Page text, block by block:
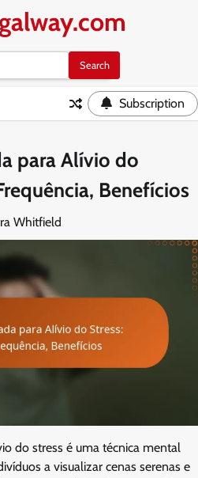
Subscription
para Alívio do
Benefícios
Whitfield
do stress é uma técnica mental
a visualizar cenas serenas e